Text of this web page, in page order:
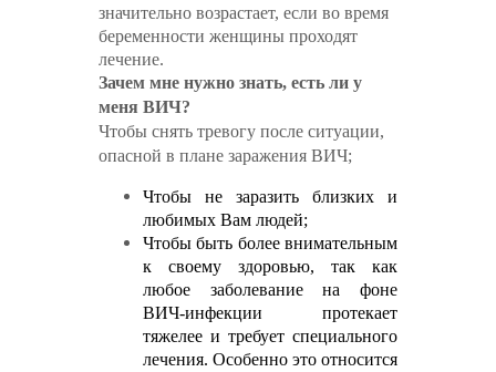
значительно возрастает, если во время
беременности женщины проходят
лечение.
Зачем мне нужно знать, есть ли у
меня ВИЧ?
Чтобы снять тревогу после ситуации,
опасной в плане заражения ВИЧ;
Чтобы не заразить близких и
любимых Вам людей;
Чтобы быть более внимательным
к своему здоровью, так как
любое заболевание на фоне
ВИЧ-инфекции протекает
тяжелее и требует специального
лечения. Особенно это относится